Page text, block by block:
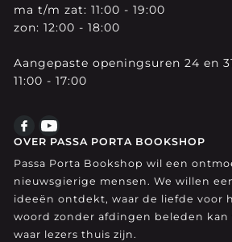
ma t/m zat: 11:00 - 19:00
zon: 12:00 - 18:00
Aangepaste openingsuren 24 en
11:00 - 17:00
OVER PASSA PORTA BOOKSHOP
Passa Porta Bookshop wil een
nieuwsgierige mensen. We willen
ideeën ontdekt, waar de liefde voor
woord zonder afdingen beleden kan
waar lezers thuis zijn.